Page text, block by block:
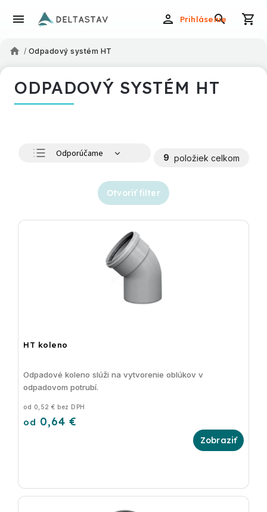
Prihlásenie
/ Odpadový systém HT
ODPADOVÝ SYSTÉM HT
Odporúčame
9 položiek celkom
Otvoriť filter
HT koleno
od 0,52 € bez DPH
od 0,64 €
Odpadové koleno slúži na vytvorenie oblúkov v
odpadovom potrubí.